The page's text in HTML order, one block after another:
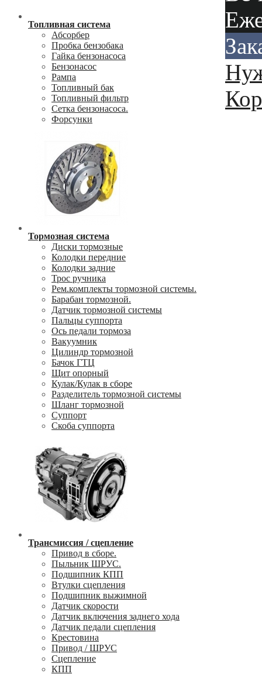
Топливная система
Абсорбер
Пробка бензобака
Гайка бензонасоса
Бензонасос
Рампа
Топливный бак
Топливный фильтр
Сетка бензонасоса.
Форсунки
Тормозная система
Диски тормозные
Колодки передние
Колодки задние
Трос ручника
Рем.комплекты тормозной системы.
Барабан тормозной.
Датчик тормозной системы
Пальцы суппорта
Ось педали тормоза
Вакуумник
Цилиндр тормозной
Бачок ГТЦ
Щит опорный
Кулак/Кулак в сборе
Разделитель тормозной системы
Шланг тормозной
Суппорт
Скоба суппорта
Трансмиссия / сцепление
Привод в сборе.
Пыльник ШРУС.
Подшипник КПП
Втулки сцепления
Подшипник выжимной
Датчик скорости
Датчик включения заднего хода
Датчик педали сцепления
Крестовина
Привод / ШРУС
Сцепление
КПП